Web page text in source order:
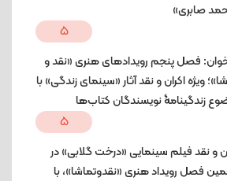
صابری»
5
فصل پنجم رویدادهای هنری «نقد و
ویژه اکران و نقد آثار «سینمای زندگی» با
زندگینامۀ نویسندگان کتاب‌ها
5
و نقد فیلم سینمایی «درخت گلابی» در
فصل رویداد هنری «نقدوتماشا»، با